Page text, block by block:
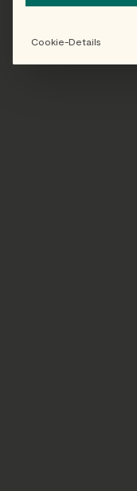
Cookie-Details